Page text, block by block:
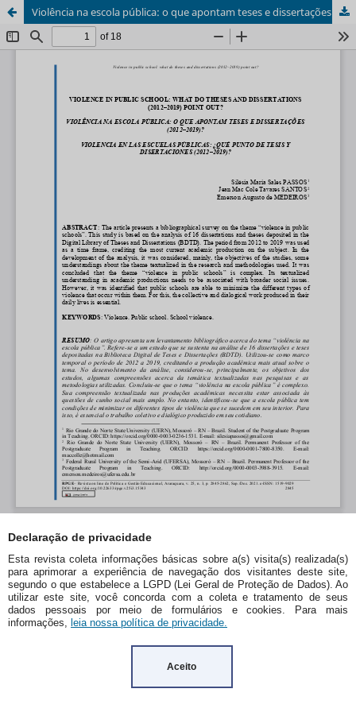
Declaração de privacidade
Esta revista coleta informações básicas sobre a(s) visita(s) realizada(s)
para aprimorar a experiência de navegação dos visitantes deste site,
segundo o que estabelece a LGPD (Lei Geral de Proteção de Dados). Ao
utilizar este site, você concorda com a coleta e tratamento de seus
dados pessoais por meio de formulários e cookies. Para mais
informações, leia nossa política de privacidade.
Aceito
Violência na escola pública: o que apontam teses e dissertações (2012–2019)?